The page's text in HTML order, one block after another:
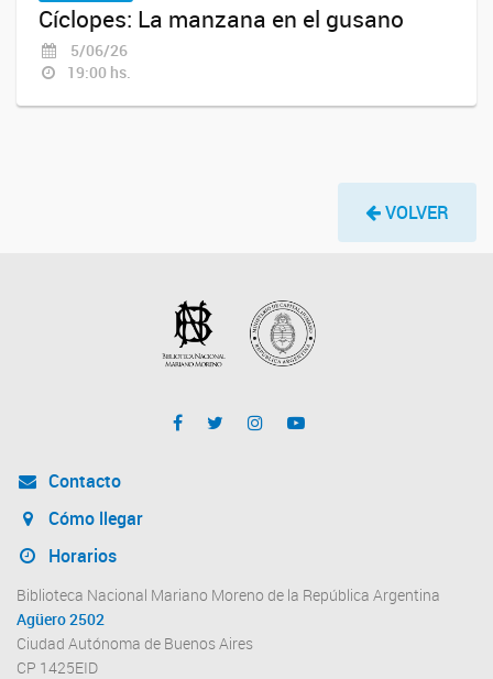
Cíclopes: La manzana en el gusano
5/06/26
19:00 hs.
VOLVER
Contacto
Cómo llegar
Horarios
Biblioteca Nacional Mariano Moreno de la República Argentina
Agüero 2502
Ciudad Autónoma de Buenos Aires
CP 1425EID